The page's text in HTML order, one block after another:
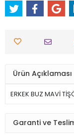
Ürün Açıklaması
ERKEK BUZ MAVİ
Garanti ve